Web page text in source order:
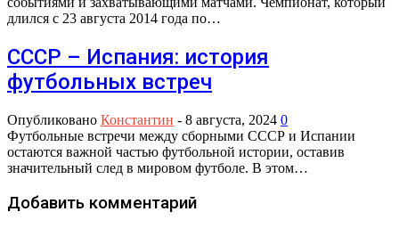
длился с 23 августа 2014 года по…
СССР – Испания: история
футбольных встреч
Опубликовано Константин - 8 августа, 2024 0
Футбольные встречи между сборными СССР и Испании
остаются важной частью футбольной истории, оставив
значительный след в мировом футболе. В этом…
Добавить комментарий